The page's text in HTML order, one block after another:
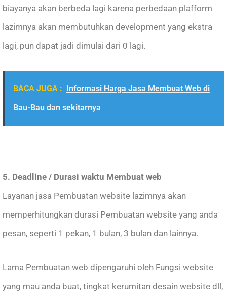
biayanya akan berbeda lagi karena perbedaan plafform
lazimnya akan membutuhkan development yang ekstra
lagi, pun dapat jadi dimulai dari 0 lagi.
BACA JUGA : Informasi Harga Jasa Membuat Web di
Bau-Bau dan sekitarnya
5. Deadline / Durasi waktu Membuat web
Layanan jasa Pembuatan website lazimnya akan
memperhitungkan durasi Pembuatan website yang anda
pesan, seperti 1 pekan, 1 bulan, 3 bulan dan lainnya.
Lama Pembuatan web dipengaruhi oleh Fungsi website
yang mau anda buat, tingkat kerumitan desain website dll,